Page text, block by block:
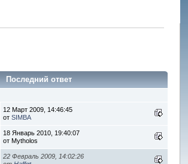
Последний ответ
12 Март 2009, 14:46:45
отSIMBA
18 Январь 2010, 19:40:07
от Mytholos
22 Февраль 2009, 14:02:26